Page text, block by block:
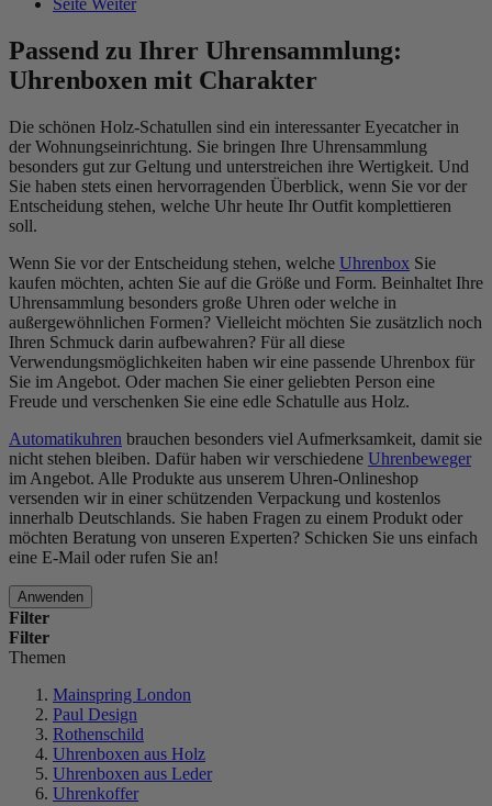
Passend zu Ihrer Uhrensammlung:
Uhrenboxen mit Charakter
Die schönen Holz-Schatullen sind ein interessanter Eyecatcher in
der Wohnungseinrichtung. Sie bringen Ihre Uhrensammlung
besonders gut zur Geltung und unterstreichen ihre Wertigkeit. Und
Sie haben stets einen hervorragenden Überblick, wenn Sie vor der
Entscheidung stehen, welche Uhr heute Ihr Outfit komplettieren
soll.
Wenn Sie vor der Entscheidung stehen, welche Uhrenbox Sie
kaufen möchten, achten Sie auf die Größe und Form. Beinhaltet Ihre
Uhrensammlung besonders große Uhren oder welche in
außergewöhnlichen Formen? Vielleicht möchten Sie zusätzlich noch
Ihren Schmuck darin aufbewahren? Für all diese
Verwendungsmöglichkeiten haben wir eine passende Uhrenbox für
Sie im Angebot. Oder machen Sie einer geliebten Person eine
Freude und verschenken Sie eine edle Schatulle aus Holz.
Automatikuhren brauchen besonders viel Aufmerksamkeit, damit sie
nicht stehen bleiben. Dafür haben wir verschiedene Uhrenbeweger
im Angebot. Alle Produkte aus unserem Uhren-Onlineshop
versenden wir in einer schützenden Verpackung und kostenlos
innerhalb Deutschlands. Sie haben Fragen zu einem Produkt oder
möchten Beratung von unseren Experten? Schicken Sie uns einfach
eine E-Mail oder rufen Sie an!
Anwenden
Filter
Filter
Themen
Mainspring London
Paul Design
Rothenschild
Uhrenboxen aus Holz
Uhrenboxen aus Leder
Uhrenkoffer